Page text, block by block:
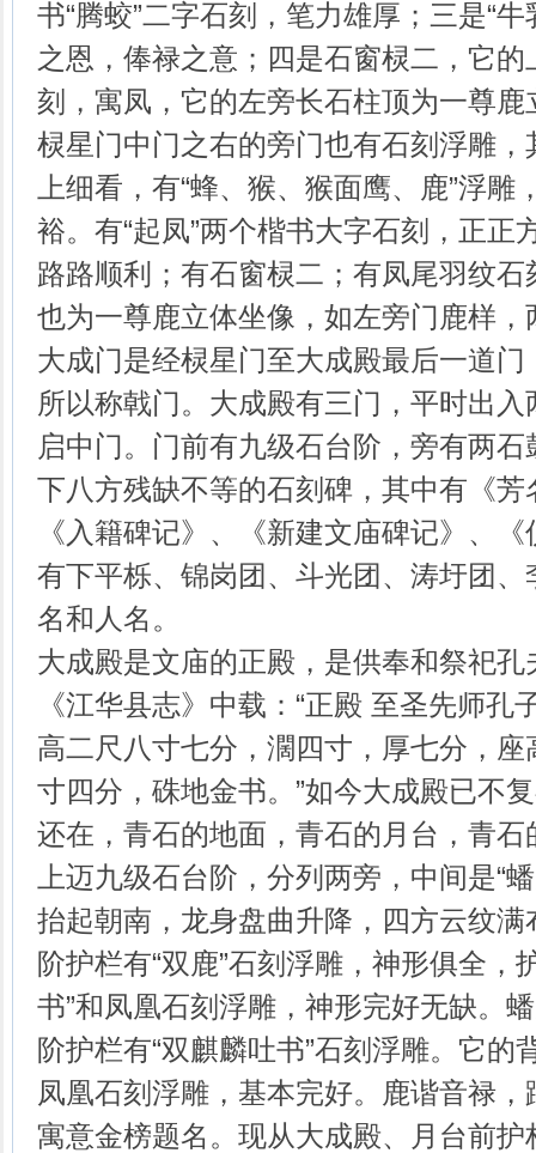
书“腾蛟”二字石刻，笔力雄厚；三是“
之恩，俸禄之意；四是石窗棂二，它的
刻，寓凤，它的左旁长石柱顶为一尊
棂星门中门之右的旁门也有石刻浮雕
上细看，有“蜂、猴、猴面鹰、鹿”浮
裕。有“起凤”两个楷书大字石刻，正正
路路顺利；有石窗棂二；有凤尾羽纹
也为一尊鹿立体坐像，如左旁门鹿样，
大成门是经棂星门至大成殿最后一道
所以称戟门。大成殿有三门，平时出
启中门。门前有九级石台阶，旁有两
下八方残缺不等的石刻碑，其中有《
《入籍碑记》、《新建文庙碑记》、
有下平栎、锦岗团、斗光团、涛圩团
名和人名。
大成殿是文庙的正殿，是供奉和祭祀
《江华县志》中载：“正殿 至圣先师孔
高二尺八寸七分，濶四寸，厚七分，
寸四分，硃地金书。”如今大成殿已不
还在，青石的地面，青石的月台，青
上迈九级石台阶，分列两旁，中间是“
抬起朝南，龙身盘曲升降，四方云纹
阶护栏有“双鹿”石刻浮雕，神形俱全，
书”和凤凰石刻浮雕，神形完好无缺。
阶护栏有“双麒麟吐书”石刻浮雕。它的
凤凰石刻浮雕，基本完好。鹿谐音禄
寓意金榜题名。现从大成殿、月台前